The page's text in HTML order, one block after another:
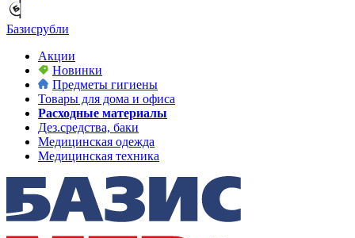
Базисрубли
Акции
Новинки
Предметы гигиены
Товары для дома и офиса
Расходные материалы
Дез.средства, баки
Медицинская одежда
Медицинская техника